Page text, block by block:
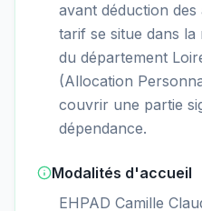
avant déduction des
tarif se situe dans la
du département
(Allocation
couvrir une partie
dépendance.
Modalités d'accueil
EHPAD Camille